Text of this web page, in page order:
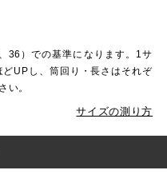
36）での基準になります。1サ
UPし、筒回り・長さはそれぞ
い。
サイズの測り方